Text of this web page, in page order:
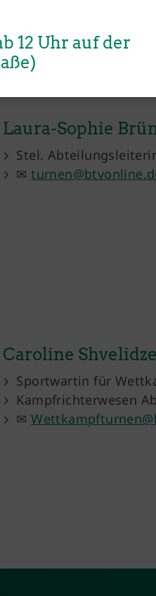
Laura-Sophie
Stel.
✉
Caroline Shvelidze
Sportwartin für
Kampfrichterwesen
✉
12 Uhr auf der